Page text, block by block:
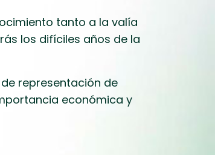
tanto a la valía
los difíciles años de la
representación de
económica y